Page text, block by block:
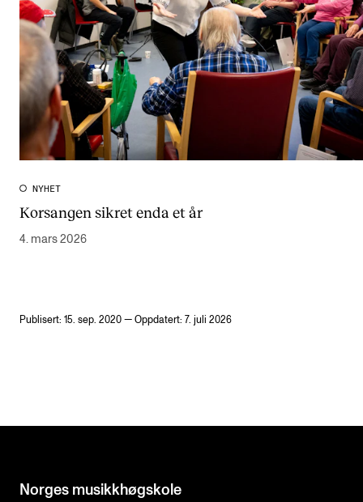
NYHET
Korsangen sikret enda et år
4. mars 2026
Publisert: 15. sep. 2020 — Oppdatert: 7. juli 2026
Norges musikk­høgskole